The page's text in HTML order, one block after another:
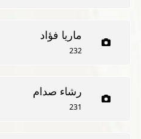
ماريا فؤاد
232
رشاء صدام
231